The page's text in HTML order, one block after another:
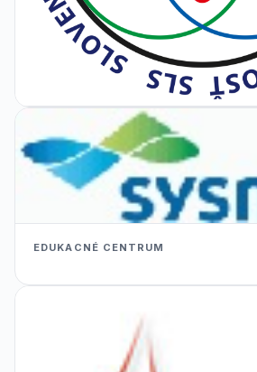
EDUKACNÉ CENTRUM